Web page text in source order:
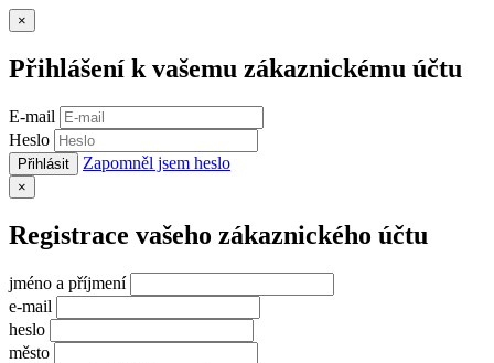
×
Přihlášení k vašemu zákaznickému účtu
E-mail
Heslo
Přihlásit Zapomněl jsem heslo
×
Registrace vašeho zákaznického účtu
jméno a příjmení
e-mail
heslo
město